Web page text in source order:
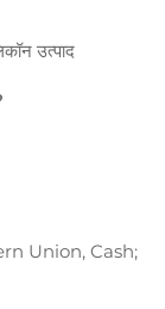
उत्पाद
Union, Cash;